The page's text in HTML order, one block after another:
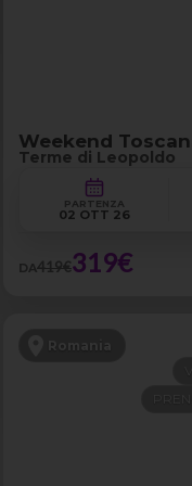
Weekend
Terme di Leopoldo
PARTENZA
02 OTT 26
DA419€319€
Romania